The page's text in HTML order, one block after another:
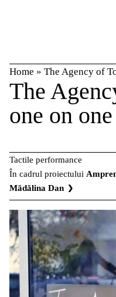
Home » The Agency of
The
one on
Tactile performance
În cadrul proiectului
Mădălina Dan